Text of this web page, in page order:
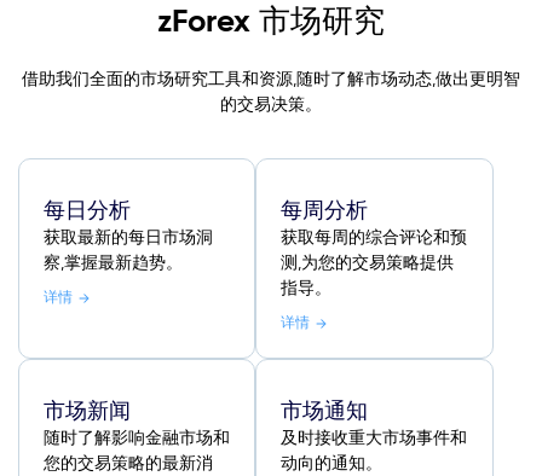
zForex 市场研究
借助我们全面的市场研究工具和资源,随时了解市场动态,做出更明智
的交易决策。
每日分析
获取最新的每日市场洞
察,掌握最新趋势。
详情
每周分析
获取每周的综合评论和预
测,为您的交易策略提供
指导。
详情
市场新闻
随时了解影响金融市场和
您的交易策略的最新消
市场通知
及时接收重大市场事件和
动向的通知。